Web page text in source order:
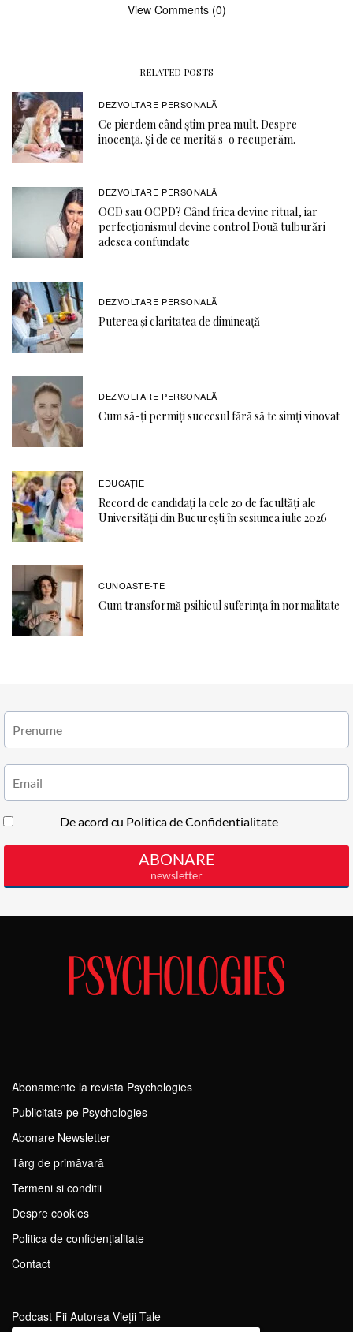
View Comments (0)
RELATED POSTS
DEZVOLTARE PERSONALĂ
Ce pierdem când știm prea mult. Despre
inocență. Și de ce merită s-o recuperăm.
DEZVOLTARE PERSONALĂ
OCD sau OCPD? Când frica devine ritual, iar
perfecționismul devine control Două tulburări
adesea confundate
DEZVOLTARE PERSONALĂ
Puterea și claritatea de dimineață
DEZVOLTARE PERSONALĂ
Cum să-ți permiți succesul fără să te simți vinovat
EDUCAŢIE
Record de candidați la cele 20 de facultăți ale
Universității din București în sesiunea iulie 2026
CUNOASTE-TE
Cum transformă psihicul suferința în normalitate
Abonamente la revista Psychologies
Publicitate pe Psychologies
Abonare Newsletter
Tărg de primăvară
Termeni si conditii
Despre cookies
Politica de confidențialitate
Contact
Podcast Fii Autorea Vieții Tale